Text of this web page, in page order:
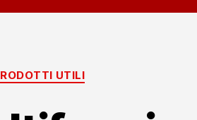
Categorie
UTILI